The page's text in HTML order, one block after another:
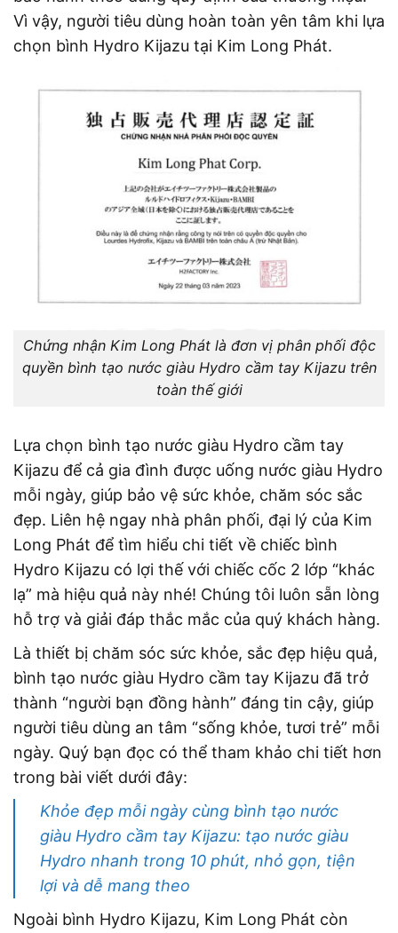
Vì vậy, người tiêu dùng hoàn toàn yên tâm khi lựa
chọn bình Hydro Kijazu tại Kim Long Phát.
Chứng nhận Kim Long Phát là đơn vị phân phối độc
quyền bình tạo nước giàu Hydro cầm tay Kijazu trên
toàn thế giới
Lựa chọn bình tạo nước giàu Hydro cầm tay
Kijazu để cả gia đình được uống nước giàu Hydro
mỗi ngày, giúp bảo vệ sức khỏe, chăm sóc sắc
đẹp. Liên hệ ngay nhà phân phối, đại lý của Kim
Long Phát để tìm hiểu chi tiết về chiếc bình
Hydro Kijazu có lợi thế với chiếc cốc 2 lớp “khác
lạ” mà hiệu quả này nhé! Chúng tôi luôn sẵn lòng
hỗ trợ và giải đáp thắc mắc của quý khách hàng.
Là thiết bị chăm sóc sức khỏe, sắc đẹp hiệu quả,
bình tạo nước giàu Hydro cầm tay Kijazu đã trở
thành “người bạn đồng hành” đáng tin cậy, giúp
người tiêu dùng an tâm “sống khỏe, tươi trẻ” mỗi
ngày. Quý bạn đọc có thể tham khảo chi tiết hơn
trong bài viết dưới đây:
Khỏe đẹp mỗi ngày cùng bình tạo nước
giàu Hydro cầm tay Kijazu: tạo nước giàu
Hydro nhanh trong 10 phút, nhỏ gọn, tiện
lợi và dễ mang theo
Ngoài bình Hydro Kijazu, Kim Long Phát còn